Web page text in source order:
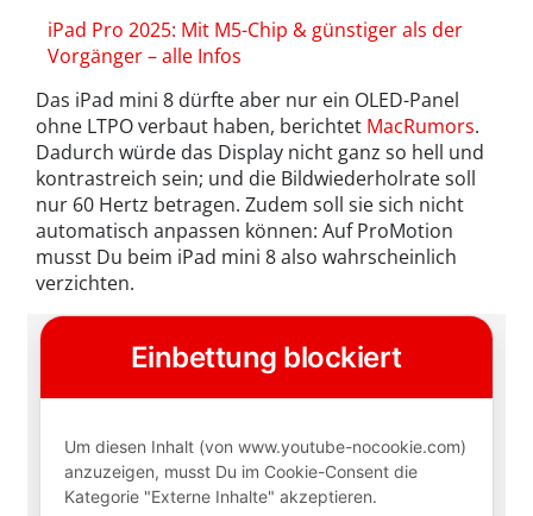
iPad Pro 2025: Mit M5-Chip & günstiger als der
Vorgänger – alle Infos
Das iPad mini 8 dürfte aber nur ein OLED-Panel
ohne LTPO verbaut haben, berichtet MacRumors.
Dadurch würde das Display nicht ganz so hell und
kontrastreich sein; und die Bildwiederholrate soll
nur 60 Hertz betragen. Zudem soll sie sich nicht
automatisch anpassen können: Auf ProMotion
musst Du beim iPad mini 8 also wahrscheinlich
verzichten.